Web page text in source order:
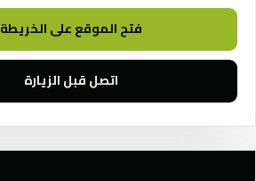
فتح الموقع على الخريطة
اتصل قبل الزيارة